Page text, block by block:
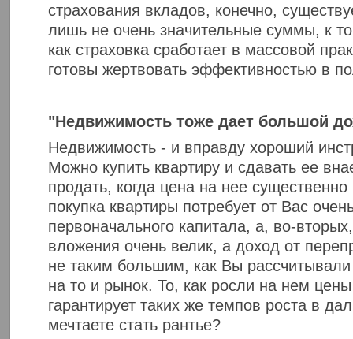
страхования вкладов, конечно,
лишь не очень значительные суммы, к
как страховка сработает в массовой
готовы жертвовать эффективностью в
"Недвижимость тоже дает большой
Недвижимость - и вправду хороший
Можно купить квартиру и сдавать ее
продать, когда цена на нее
покупка квартиры потребует от Вас
первоначального капитала, а, во-
вложения очень велик, а доход от
не таким большим, как Вы
на то и рынок. То, как росли на нем
гарантирует таких же темпов роста в
мечтаете стать рантье?